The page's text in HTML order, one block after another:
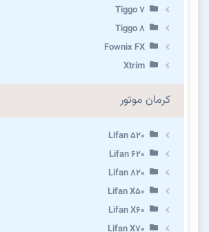
Tiggo 7
Tiggo 8
Fownix FX
Xtrim
کرمان موتور
Lifan 520
Lifan 620
Lifan 820
Lifan X50
Lifan X60